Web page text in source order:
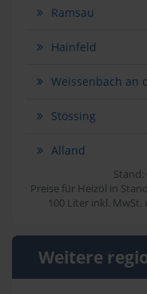
Ramsau
Hainfeld
Weissenbach an
Stössing
Alland
Stand:
Preise für Heizöl in
100 Liter inkl.
Weitere